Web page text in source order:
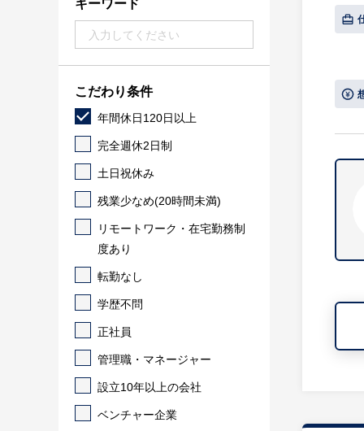
キーワード
こだわり条件
年間休日120日以上
完全週休2日制
土日祝休み
残業少なめ(20時間未満)
リモートワーク・在宅勤務制
度あり
転勤なし
学歴不問
正社員
管理職・マネージャー
設立10年以上の会社
ベンチャー企業